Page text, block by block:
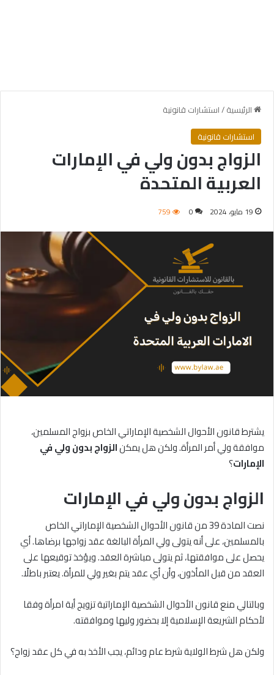
الرئيسية/استشارات قانونية
استشارات قانونية
الزواج بدون ولي في الإمارات
العربية المتحدة
19 مايو، 2024 0
759
يشترط قانون الأحوال الشخصية الإماراتي الخاص بزواج المسلمين،
موافقة ولي أمر المرأة. ولكن هل يمكنالزواجبدونوليفي
الإمارات؟
الزواج بدون ولي في الإمارات
نصت المادة 39 من قانون الأحوال الشخصية الإماراتي الخاص
بالمسلمين، على أنه يتولى ولي المرأة البالغة عقد زواجها برضاها. أي
يحصل على موافقتها، ثم يتولى مباشرة العقد. ويؤخذ توقيعها على
العقد من قبل المأذون، وأن أي عقد يتم بغير ولي للمرأة. يعتبر باطلًا.
وبالتالي منع قانون الأحوال الشخصية الإماراتية تزويج أية امرأة وفقا
لأحكام الشريعة الإسلامية إلا بحضور وليها وموافقته.
ولكن هل شرط الولاية شرط عام ودائم، يجب الأخذ به في كل عقد زواج؟